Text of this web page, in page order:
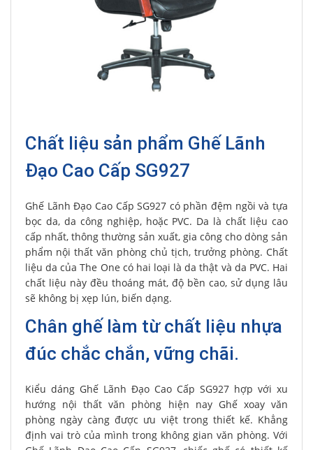
Chất liệu sản phẩm Ghế Lãnh
Đạo Cao Cấp SG927
Ghế Lãnh Đạo Cao Cấp SG927 có phần đệm ngồi và tựa
bọc da, da công nghiệp, hoặc PVC. Da là chất liệu cao
cấp nhất, thông thường sản xuất, gia công cho dòng sản
phẩm nội thất văn phòng chủ tịch, trưởng phòng. Chất
liệu da của The One có hai loại là da thật và da PVC. Hai
chất liệu này đều thoáng mát, độ bền cao, sử dụng lâu
sẽ không bị xẹp lún, biến dạng.
Chân ghế làm từ chất liệu nhựa
đúc chắc chắn, vững chãi.
Kiểu dáng Ghế Lãnh Đạo Cao Cấp SG927 hợp với xu
hướng nội thất văn phòng hiện nay Ghế xoay văn
phòng ngày càng được ưu việt trong thiết kế. Khẳng
định vai trò của mình trong không gian văn phòng. Với